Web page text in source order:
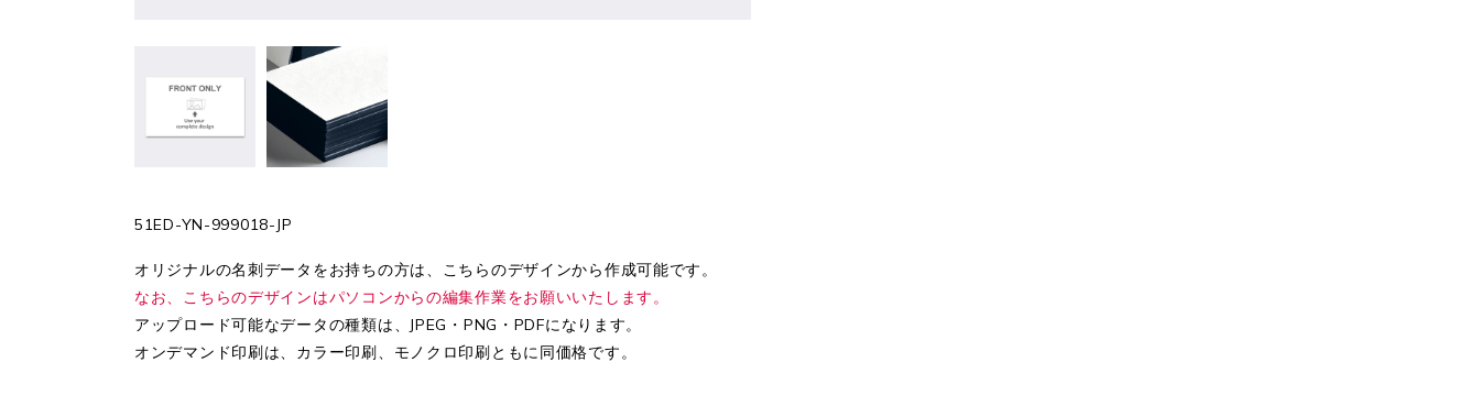
51ED-YN-999018-JP
オリジナルの名刺データをお持ちの方は、こちらのデザインから作成可能です。
なお、こちらのデザインはパソコンからの編集作業をお願いいたします。
アップロード可能なデータの種類は、JPEG・PNG・PDFになります。
オンデマンド印刷は、カラー印刷、モノクロ印刷ともに同価格です。